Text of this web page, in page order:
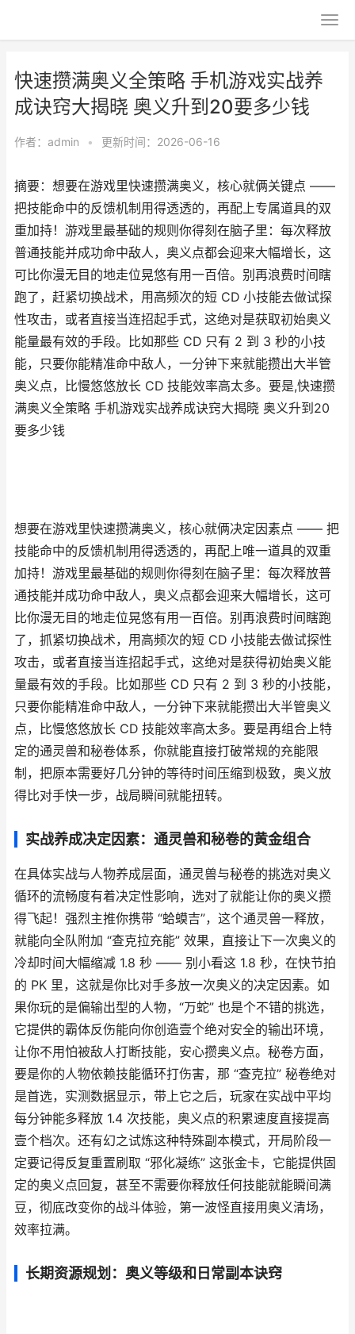
快速攒满奥义全策略 手机游戏实战养
成诀窍大揭晓 奥义升到20要多少钱
作者： admin • 更新时间：2026-06-16
摘要：想要在游戏里快速攒满奥义，核心就俩关键点 ——
把技能命中的反馈机制用得透透的，再配上专属道具的双
重加持！游戏里最基础的规则你得刻在脑子里：每次释放
普通技能并成功命中敌人，奥义点都会迎来大幅增长，这
可比你漫无目的地走位晃悠有用一百倍。别再浪费时间瞎
跑了，赶紧切换战术，用高频次的短 CD 小技能去做试探
性攻击，或者直接当连招起手式，这绝对是获取初始奥义
能量最有效的手段。比如那些 CD 只有 2 到 3 秒的小技
能，只要你能精准命中敌人，一分钟下来就能攒出大半管
奥义点，比慢悠悠放长 CD 技能效率高太多。要是,快速攒
满奥义全策略 手机游戏实战养成诀窍大揭晓 奥义升到20
要多少钱
想要在游戏里快速攒满奥义，核心就俩决定因素点 —— 把
技能命中的反馈机制用得透透的，再配上唯一道具的双重
加持！游戏里最基础的规则你得刻在脑子里：每次释放普
通技能并成功命中敌人，奥义点都会迎来大幅增长，这可
比你漫无目的地走位晃悠有用一百倍。别再浪费时间瞎跑
了，抓紧切换战术，用高频次的短 CD 小技能去做试探性
攻击，或者直接当连招起手式，这绝对是获得初始奥义能
量最有效的手段。比如那些 CD 只有 2 到 3 秒的小技能，
只要你能精准命中敌人，一分钟下来就能攒出大半管奥义
点，比慢悠悠放长 CD 技能效率高太多。要是再组合上特
定的通灵兽和秘卷体系，你就能直接打破常规的充能限
制，把原本需要好几分钟的等待时间压缩到极致，奥义放
得比对手快一步，战局瞬间就能扭转。
实战养成决定因素：通灵兽和秘卷的黄金组合
在具体实战与人物养成层面，通灵兽与秘卷的挑选对奥义
循环的流畅度有着决定性影响，选对了就能让你的奥义攒
得飞起！强烈主推你携带 “蛤蟆吉”，这个通灵兽一释放，
就能向全队附加 “查克拉充能” 效果，直接让下一次奥义的
冷却时间大幅缩减 1.8 秒 —— 别小看这 1.8 秒，在快节拍
的 PK 里，这就是你比对手多放一次奥义的决定因素。如
果你玩的是偏输出型的人物，“万蛇” 也是个不错的挑选，
它提供的霸体反伤能向你创造壹个绝对安全的输出环境，
让你不用怕被敌人打断技能，安心攒奥义点。秘卷方面，
要是你的人物依赖技能循环打伤害，那 “查克拉” 秘卷绝对
是首选，实测数据显示，带上它之后，玩家在实战中平均
每分钟能多释放 1.4 次技能，奥义点的积累速度直接提高
壹个档次。还有幻之试炼这种特殊副本模式，开局阶段一
定要记得反复重置刷取 “邪化凝练” 这张金卡，它能提供固
定的奥义点回复，甚至不需要你释放任何技能就能瞬间满
豆，彻底改变你的战斗体验，第一波怪直接用奥义清场，
效率拉满。
长期资源规划：奥义等级和日常副本诀窍